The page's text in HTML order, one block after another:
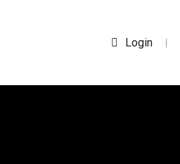
Login |